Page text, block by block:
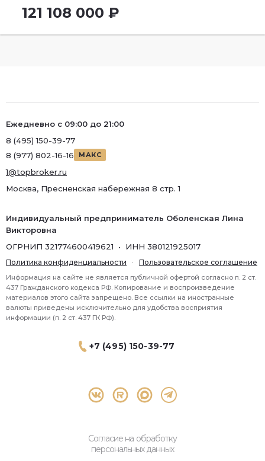
Метро
121 108 000 ₽
+7 (495) 150-39-77
Согласие на обработку
персональных данных
Ежедневно с 09:00 до 21:00
8 (495) 150-39-77
8 (977) 802-16-16
МАКС
1@topbroker.ru
Москва, Пресненская набережная 8 стр. 1
Индивидуальный предприниматель Оболенская Лина
Викторовна
ОГРНИП 321774600419621 • ИНН 380121925017
Политика конфиденциальности · Пользовательское соглашение
Информация на сайте не является публичной офертой согласно п. 2 ст.
437 Гражданского кодекса РФ. Копирование и воспроизведение
материалов этого сайта запрещено. Все ссылки на иностранные
валюты приведены исключительно для удобства восприятия
информации (п. 2 ст. 437 ГК РФ).